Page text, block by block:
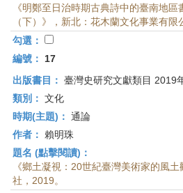
《明鄭至日治時期古典詩中的臺南地區
（下）》，新北：花木蘭文化事業有限
勾選：
編號：
17
出版書目： 臺灣史研究文獻類目 2019
類別： 文化
時期(主題)： 通論
作者：
賴明珠
題名 (點擊閱讀)：
《鄉土凝視：20世紀臺灣美術家的風
社，2019。